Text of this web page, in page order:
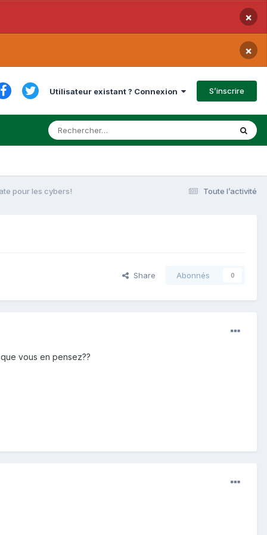
×
×
Utilisateur existant ? Connexion S’inscrire
Toute l’activité
pour les cybers!
Share Abonnés 0
vous en pensez??